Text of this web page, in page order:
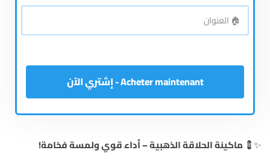
🏠
العنوان*
Acheter maintenant - إشتري الآن
✨💈 ماكينة الحلاقة الذهبية – أداء قوي ولمسة فخامة!